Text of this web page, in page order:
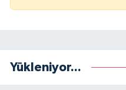
Yükleniyor...